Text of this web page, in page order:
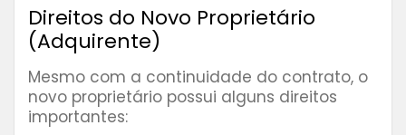
Direitos do Novo Proprietário
(Adquirente)
Mesmo com a continuidade do contrato, o
novo proprietário possui alguns direitos
importantes: